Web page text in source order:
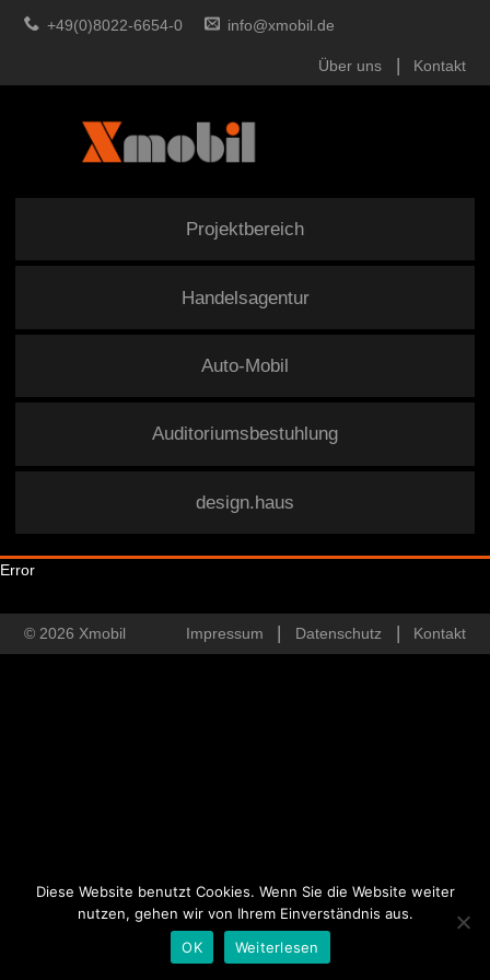
+49(0)8022-6654-0 info@xmobil.de
Über uns Kontakt
Projektbereich
Handelsagentur
Auto-Mobil
Auditoriumsbestuhlung
design.haus
Error
© 2026 Xmobil Impressum Datenschutz Kontakt
Diese Website benutzt Cookies. Wenn Sie die Website weiter
nutzen, gehen wir von Ihrem Einverständnis aus.
OK
Weiterlesen